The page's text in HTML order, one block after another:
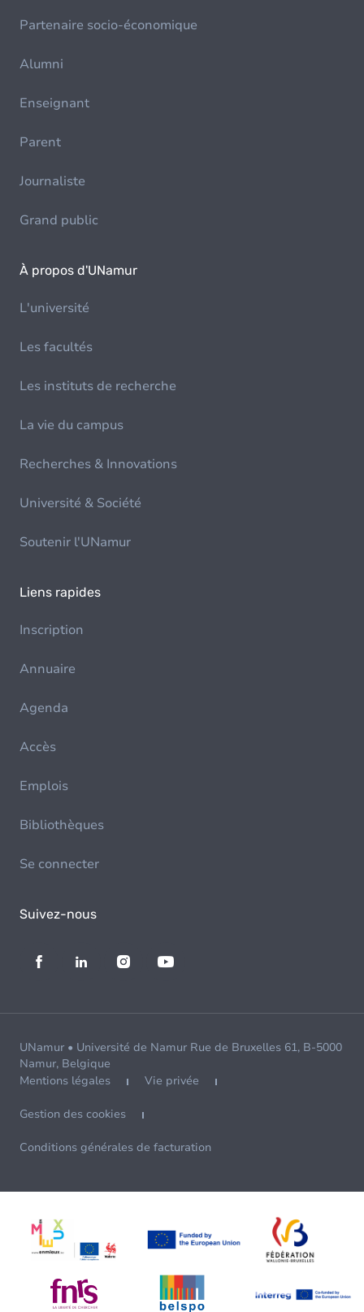
Partenaire socio-économique
Alumni
Enseignant
Parent
Journaliste
Grand public
À propos d'UNamur
L'université
Les facultés
Les instituts de recherche
La vie du campus
Recherches & Innovations
Université & Société
Soutenir l'UNamur
Liens rapides
Inscription
Annuaire
Agenda
Accès
Emplois
Bibliothèques
Se connecter
Suivez-nous
UNamur • Université de Namur Rue de Bruxelles 61, B-5000
Namur, Belgique
Mentions légales
Vie privée
Gestion des cookies
Conditions générales de facturation